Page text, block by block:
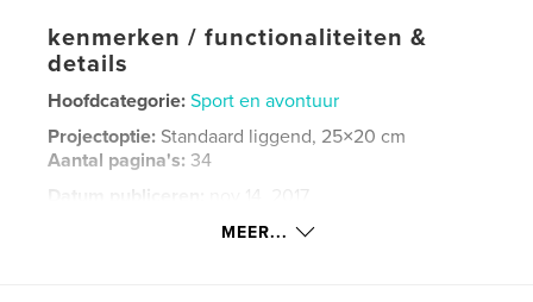
kenmerken / functionaliteiten &
details
Hoofdcategorie: Sport en avontuur
Projectoptie: Standaard liggend, 25×20 cm
Aantal pagina's: 34
Datum publiceren:
nov 14, 2017
MEER...